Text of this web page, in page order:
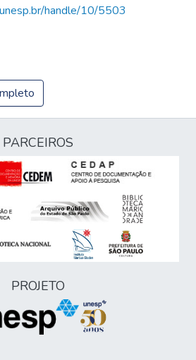
handle/10/5503
PARCEIROS
PROJETO